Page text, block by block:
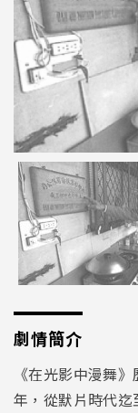
劇情簡介
《在光影中漫舞
年，從默片時代